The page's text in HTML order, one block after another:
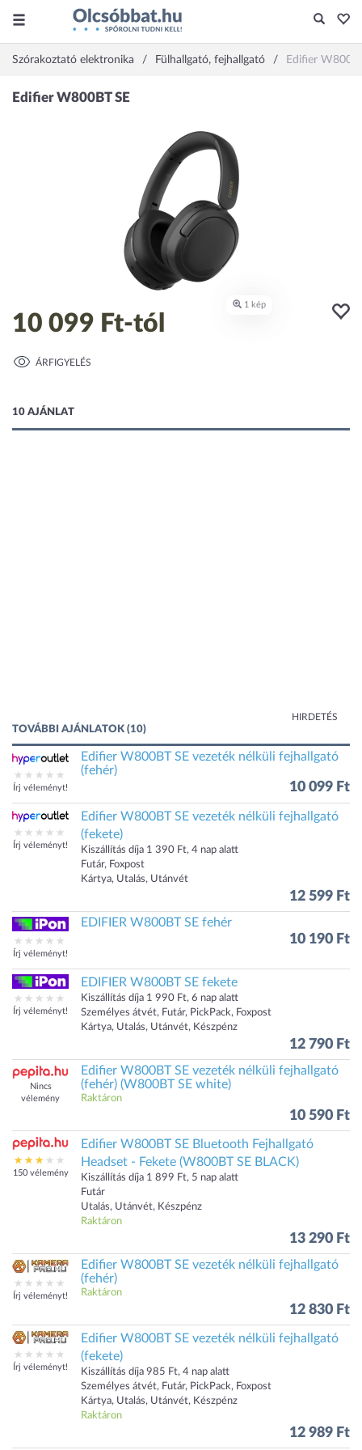
Szórakoztató elektronika Fülhallgató, fejhallgató Edifier
10 099 Ft-tól
ÁRFIGYELÉS
10 AJÁNLAT
HIRDETÉS
TOVÁBBI AJÁNLATOK (10)
Írj véleményt!
Edifier W800BT SE vezeték nélküli fejhallgató
(fehér)
10 099 Ft
Írj véleményt!
Edifier W800BT SE vezeték nélküli fejhallgató
(fekete)
Kiszállítás díja 1 390 Ft, 4 nap alatt
Futár, Foxpost
Kártya, Utalás, Utánvét
12 599 Ft
Írj véleményt!
EDIFIER W800BT SE fehér
10 190 Ft
Írj véleményt!
EDIFIER W800BT SE fekete
Kiszállítás díja 1 990 Ft, 6 nap alatt
Személyes átvét, Futár, PickPack, Foxpost
Kártya, Utalás, Utánvét, Készpénz
12 790 Ft
Nincs
vélemény
Edifier W800BT SE vezeték nélküli fejhallgató
(fehér) (W800BT SE white)
Raktáron
10 590 Ft
150 vélemény
Edifier W800BT SE Bluetooth Fejhallgató
Headset - Fekete (W800BT SE BLACK)
Kiszállítás díja 1 899 Ft, 5 nap alatt
Futár
Utalás, Utánvét, Készpénz
Raktáron
13 290 Ft
Írj véleményt!
Edifier W800BT SE vezeték nélküli fejhallgató
(fehér)
Raktáron
12 830 Ft
Írj véleményt!
Edifier W800BT SE vezeték nélküli fejhallgató
(fekete)
Kiszállítás díja 985 Ft, 4 nap alatt
Személyes átvét, Futár, PickPack, Foxpost
Kártya, Utalás, Utánvét, Készpénz
Raktáron
12 989 Ft